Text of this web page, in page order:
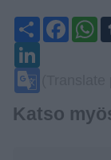
Share
Katso